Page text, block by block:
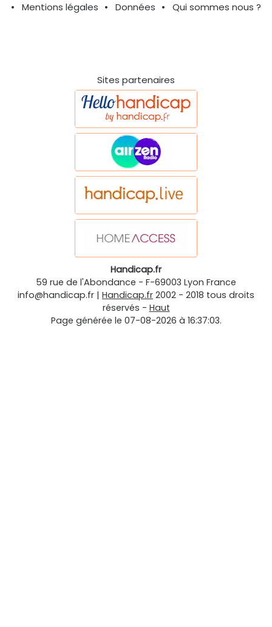
Mentions légales
Données Qui sommes nous ?
Sites partenaires
Handicap.fr
59 rue de l'Abondance - F-69003 Lyon France
info@handicap.fr | Handicap.fr 2002 - 2018 tous droits
réservés - Haut
Page générée le 07-08-2026 à 16:37:03.